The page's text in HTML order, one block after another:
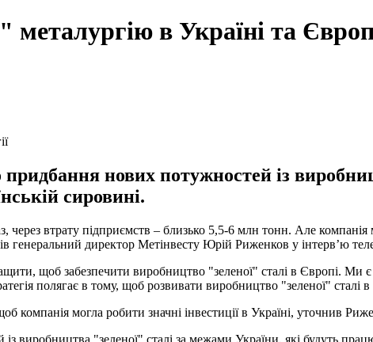
металургію в Україні та
нових потужностей із
сировині.
через втрату підприємств – близько 5,5-6 млн тонн. Але
генеральний директор Метінвесту Юрій Риженков у інтервʼю
щоб забезпечити виробництво "зеленої" сталі в Європі. Ми
полягає в тому, щоб розвивати виробництво "зеленої" сталі
компанія могла робити значні інвестиції в Україні, уточнив
виробництва "зеленої" сталі за межами України, які будуть